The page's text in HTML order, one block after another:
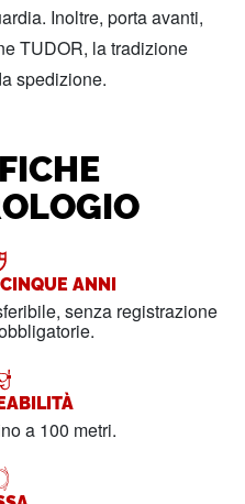
Inoltre, porta avanti,
TUDOR, la tradizione
spedizione.
ANNI
senza registrazione
a 100 metri.